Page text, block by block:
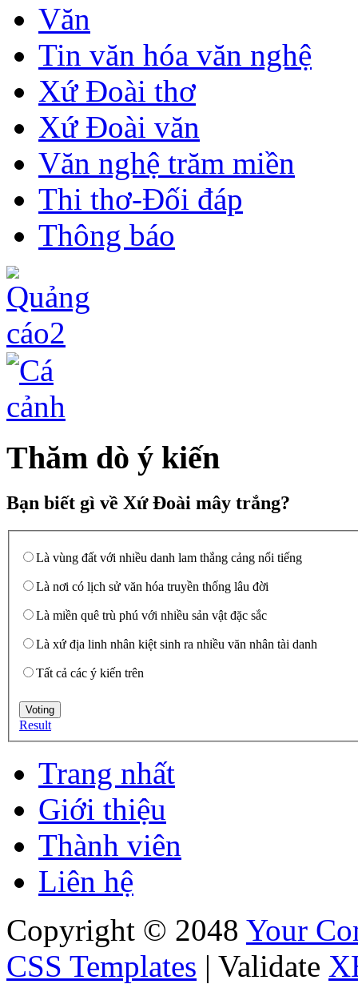
Văn
Tin văn hóa văn nghệ
Xứ Đoài thơ
Xứ Đoài văn
Văn nghệ trăm miền
Thi thơ-Đối đáp
Thông báo
Thăm dò ý kiến
Bạn biết gì về Xứ Đoài mây trắng?
Là vùng đất với nhiều danh lam thắng cảng nổi tiếng
Là nơi có lịch sử văn hóa truyền thống lâu đời
Là miền quê trù phú với nhiều sản vật đặc sắc
Là xứ địa linh nhân kiệt sinh ra nhiều văn nhân tài danh
Tất cả các ý kiến trên
Result
Trang nhất
Giới thiệu
Thành viên
Liên hệ
Copyright © 2048 Your
CSS Templates | Validate